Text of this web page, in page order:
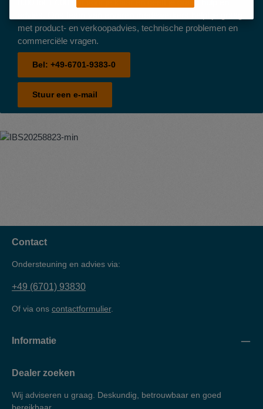
met product- en verkoopadvies, technische problemen en
commerciële vragen.
Bel: +49-6701-9383-0
Stuur een e-mail
Contact
Ondersteuning en advies via:
+49 (6701) 93830
Of via ons contactformulier.
Informatie
Dealer zoeken
Wij adviseren u graag. Deskundig, betrouwbaar en goed